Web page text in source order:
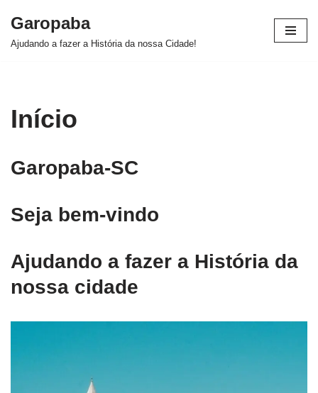
Pular
Garopaba
Ajudando a fazer a História da nossa Cidade!
Início
Garopaba-SC
Seja bem-vindo
Ajudando a fazer a História da
nossa cidade